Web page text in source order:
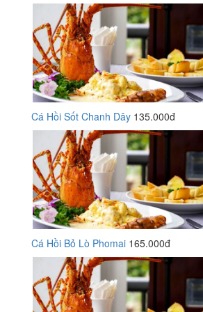
Cá Hồi Sốt Chanh Dây 135.000đ
Cá Hồi Bỏ Lò Phomai 165.000đ